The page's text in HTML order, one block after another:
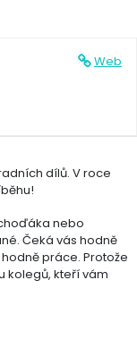
Web
dílů. V roce
nebo
Čeká vás hodně
práce. Protože
kolegů, kteří vám